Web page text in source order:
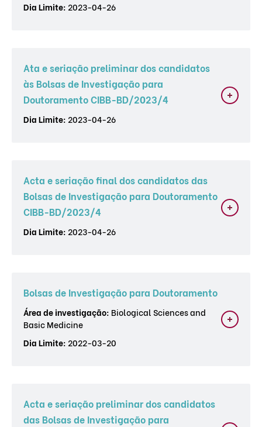
Dia Limite: 2023-04-26
Ata e seriação preliminar dos candidatos
às Bolsas de Investigação para
Doutoramento CIBB-BD/2023/4
Dia Limite: 2023-04-26
Acta e seriação final dos candidatos das
Bolsas de Investigação para Doutoramento
CIBB-BD/2023/4
Dia Limite: 2023-04-26
Bolsas de Investigação para Doutoramento
Área de investigação: Biological Sciences and
Basic Medicine
Dia Limite: 2022-03-20
Acta e seriação preliminar dos candidatos
das Bolsas de Investigação para